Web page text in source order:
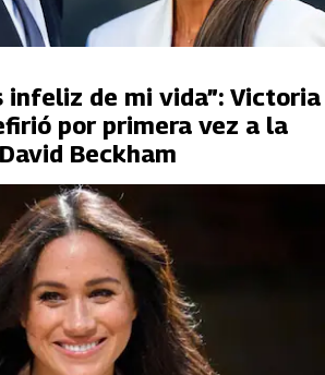
infeliz de mi vida”: Victoria
por primera vez a la
Beckham